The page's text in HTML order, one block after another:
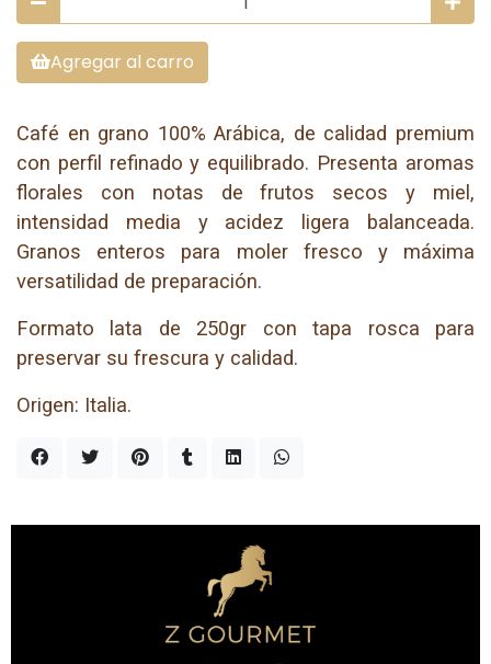
Agregar al carro
Café en grano 100% Arábica, de calidad premium
con perfil refinado y equilibrado. Presenta aromas
florales con notas de frutos secos y miel,
intensidad media y acidez ligera balanceada.
Granos enteros para moler fresco y máxima
versatilidad de preparación.
Formato lata de 250gr con tapa rosca para
preservar su frescura y calidad.
Origen: Italia.